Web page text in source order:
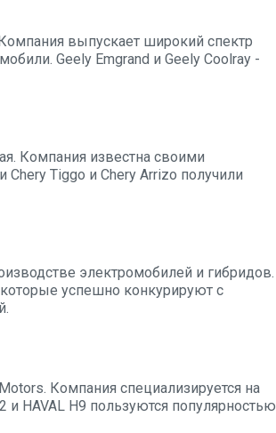
выпускает широкий спектр
Geely Emgrand и Geely Coolray -
Компания известна своими
Tiggo и Chery Arrizo получили
электромобилей и гибридов.
успешно конкурируют с
Компания специализируется на
HAVAL H9 пользуются популярностью